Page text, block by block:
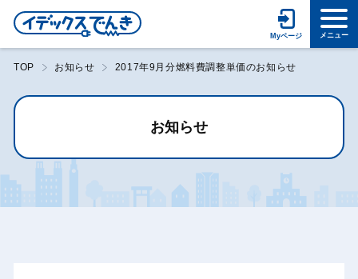
TOP お知らせ 2017年9月分燃料費調整単価のお知らせ
お知らせ